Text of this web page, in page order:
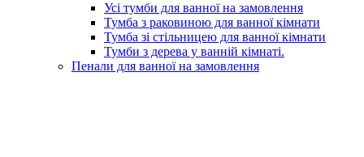
Усі тумби для ванної на замовлення
Тумба з раковиною для ванної кімнати
Тумба зі стільницею для ванної кімнати
Тумби з дерева у ванній кімнаті.
Пенали для ванної на замовлення